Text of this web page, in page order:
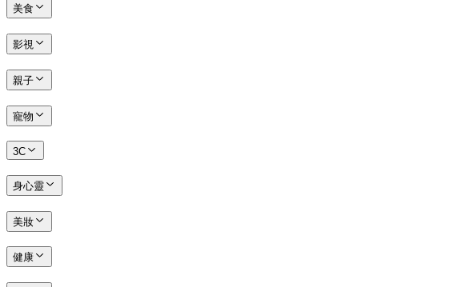
美食
影視
親子
寵物
3C
身心靈
美妝
健康